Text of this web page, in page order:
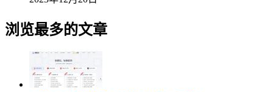
浏览最多的文章